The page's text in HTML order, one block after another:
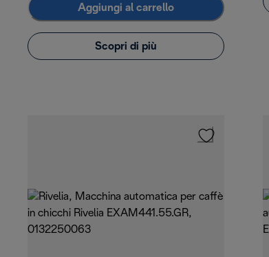
Aggiungi al carrello
Scopri di più